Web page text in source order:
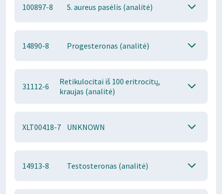
100897-8 S. aureus pasėlis (analitė)
14890-8 Progesteronas (analitė)
31112-6
Retikulocitai iš 100 eritrocitų,
kraujas (analitė)
XLT00418-7 UNKNOWN
14913-8 Testosteronas (analitė)